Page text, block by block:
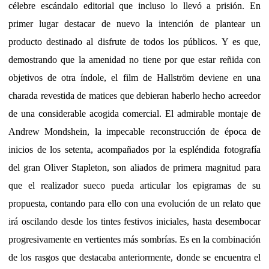
célebre escándalo editorial que incluso lo llevó a prisión. En
primer lugar destacar de nuevo la intención de plantear un
producto destinado al disfrute de todos los públicos. Y es que,
demostrando que la amenidad no tiene por que estar reñida con
objetivos de otra índole, el film de Hallström deviene en una
charada revestida de matices que debieran haberlo hecho acreedor
de una considerable acogida comercial. El admirable montaje de
Andrew Mondshein, la impecable reconstrucción de época de
inicios de los setenta, acompañados por la espléndida fotografía
del gran Oliver Stapleton, son aliados de primera magnitud para
que el realizador sueco pueda articular los epigramas de su
propuesta, contando para ello con una evolución de un relato que
irá oscilando desde los tintes festivos iniciales, hasta desembocar
progresivamente en vertientes más sombrías. Es en la combinación
de los rasgos que destacaba anteriormente, donde se encuentra el